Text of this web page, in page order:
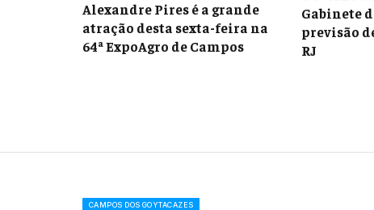
Alexandre Pires é a grande
atração desta sexta-feira na
64ª ExpoAgro de Campos
Gabinete
previsão
RJ
CAMPOS DOS GOYTACAZES